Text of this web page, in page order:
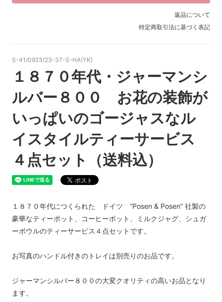
返品について
特定商取引法に基づく表記
S-41/0923/23-37-S-HA(YK)
１８７０年代・ジャーマンシ
ルバー８００ お花の装飾が
いっぱいのゴージャスなル
イスタイルティーサービス
４点セット（送料込）
１８７０年代につくられた ドイツ “Posen & Posen” 社製の
豪華なティーポット、コーヒーポット、ミルクジャグ、シュガ
ーボウルのティーサービス４点セットです。
お写真のハンドル付きのトレイは別売りのお品です。
ジャーマンシルバー８００の大変クオリティの高いお品となり
ます。